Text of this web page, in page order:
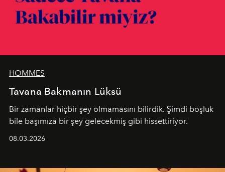
HOMMES
Tavana Bakmanın Lüksü
Bir zamanlar hiçbir şey olmamasını bilirdik. Şimdi boşluk
bile başımıza bir şey gelecekmiş gibi hissettiriyor.
08.03.2026